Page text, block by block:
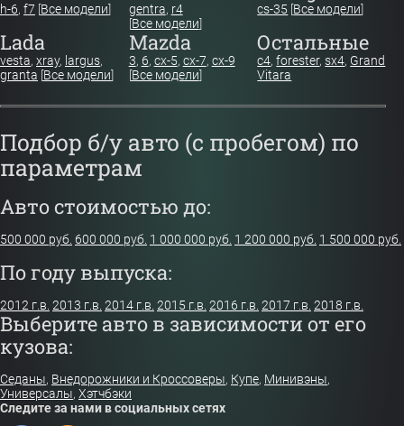
h-6, f7 [Все модели] gentra, r4
[Все модели]
cs-35 [Все модели]
Lada
vesta, xray, largus,
granta [Все модели]
Mazda
3, 6, cx-5, cx-7, cx-9
[Все модели]
Остальные
c4,forester,sx4, Grand
Vitara
Подбор б/у авто (с пробегом) по
параметрам
Авто стоимостью до:
500 000 руб. 600 000 руб. 1 000 000 руб. 1 200 000 руб. 1 500 000 руб.
По году выпуска:
2012 г.в. 2013 г.в. 2014 г.в. 2015 г.в. 2016 г.в. 2017 г.в. 2018 г.в.
Выберите авто в зависимости от его
кузова:
Седаны, Внедорожники и Кроссоверы, Купе, Минивэны,
Универсалы, Хэтчбэки
Следите за нами в социальных сетях